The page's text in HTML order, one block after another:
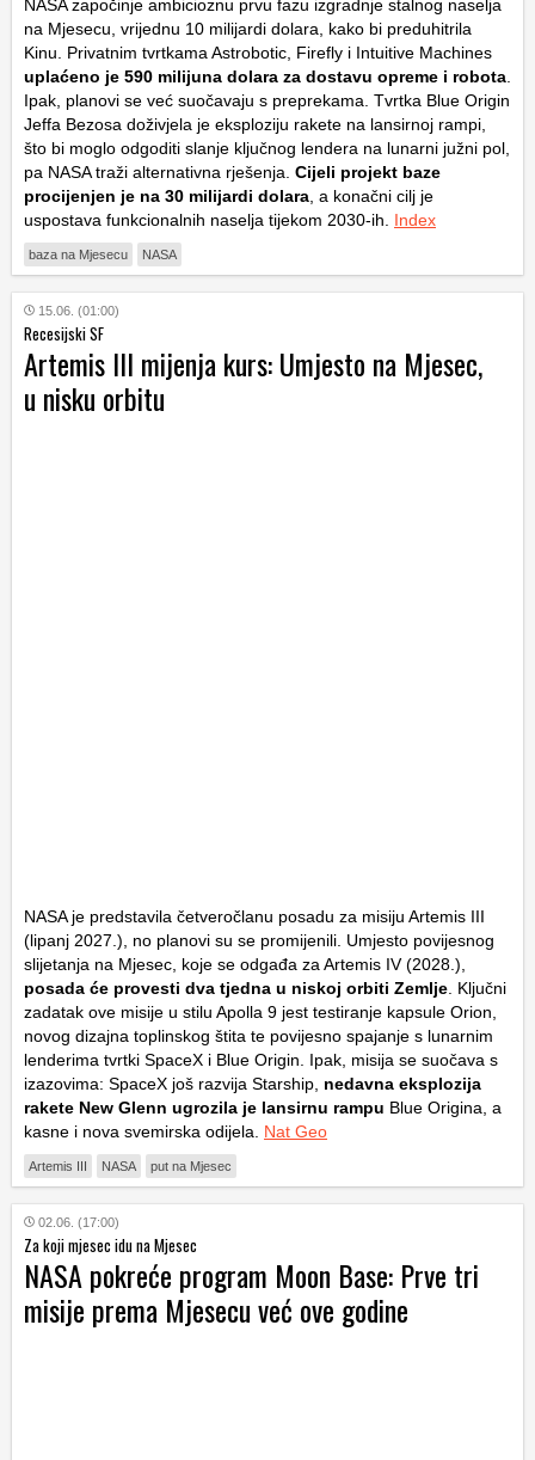
NASA započinje ambicioznu prvu fazu izgradnje stalnog naselja
na Mjesecu, vrijednu 10 milijardi dolara, kako bi preduhitrila
Kinu. Privatnim tvrtkama Astrobotic, Firefly i Intuitive Machines
uplaćeno je 590 milijuna dolara za dostavu opreme i robota
Ipak, planovi se već suočavaju s preprekama. Tvrtka Blue Origin
Jeffa Bezosa doživjela je eksploziju rakete na lansirnoj rampi,
što bi moglo odgoditi slanje ključnog lendera na lunarni južni pol,
pa NASA traži alternativna rješenja. Cijeli projekt baze
procijenjen je na 30 milijardi dolara , a konačni cilj je
uspostava funkcionalnih naselja tijekom 2030-ih. Index
baza na Mjesecu NASA
15.06. (01:00)
Recesijski SF
Artemis III mijenja kurs: Umjesto na Mjesec,
u nisku orbitu
NASA je predstavila četveročlanu posadu za misiju Artemis III
(lipanj 2027.), no planovi su se promijenili. Umjesto povijesnog
slijetanja na Mjesec, koje se odgađa za Artemis IV (2028.),
posada će provesti dva tjedna u niskoj orbiti Zemlje . Ključni
zadatak ove misije u stilu Apolla 9 jest testiranje kapsule Orion,
novog dizajna toplinskog štita te povijesno spajanje s lunarnim
lenderima tvrtki SpaceX i Blue Origin. Ipak, misija se suočava s
izazovima: SpaceX još razvija Starship, nedavna eksplozija
rakete New Glenn ugrozila je lansirnu rampu Blue Origina, a
kasne i nova svemirska odijela. Nat Geo
Artemis III NASA put na Mjesec
02.06. (17:00)
Za koji mjesec idu na Mjesec
NASA pokreće program Moon Base: Prve tri
misije prema Mjesecu već ove godine